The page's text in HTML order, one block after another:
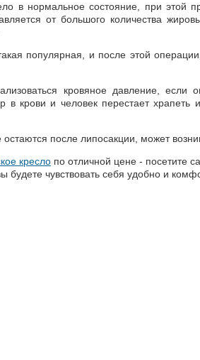
в нормальное состояние, при этой
от большого количества
популярная, и после этой
кровяное давление, если
в крови и человек перестает
после липосакции, может
кресло по отличной цене - посетите
будете чувствовать себя удобно и